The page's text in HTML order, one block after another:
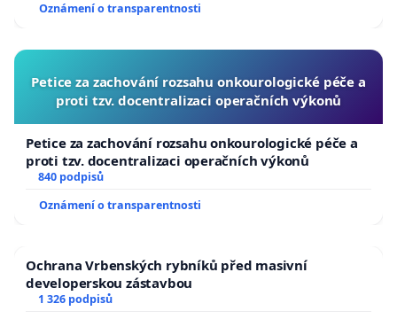
Oznámení o transparentnosti
Petice za zachování rozsahu onkourologické péče a
proti tzv. docentralizaci operačních výkonů
Petice za zachování rozsahu onkourologické péče a
proti tzv. docentralizaci operačních výkonů
840 podpisů
Oznámení o transparentnosti
Ochrana Vrbenských rybníků před masivní
developerskou zástavbou
1 326 podpisů